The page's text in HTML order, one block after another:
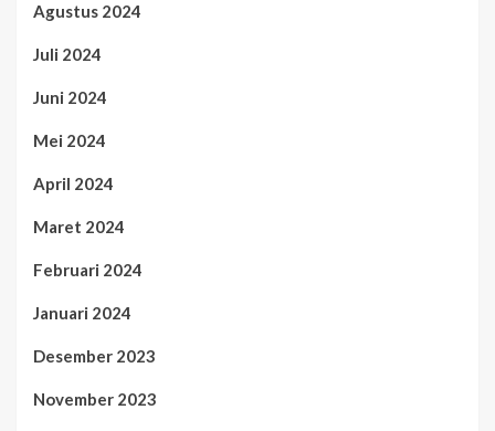
Agustus 2024
Juli 2024
Juni 2024
Mei 2024
April 2024
Maret 2024
Februari 2024
Januari 2024
Desember 2023
November 2023